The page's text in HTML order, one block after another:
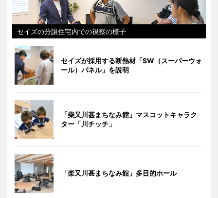
セイズの分譲住宅内での視察の様子
セイズが採用する断熱材「SW（スーパーウォ
ール）パネル」を説明
「柴又川甚まちなみ館」マスコットキャラク
ター「川チッチ」
「柴又川甚まちなみ館」多目的ホール